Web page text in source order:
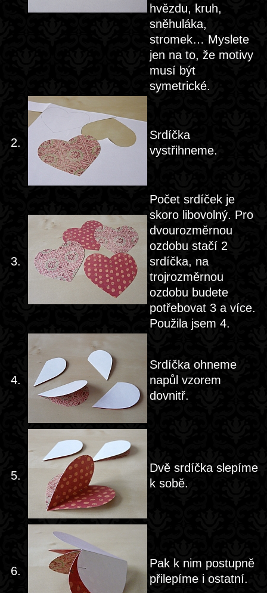
hvězdu, kruh,
sněhuláka,
stromek… Myslete
jen na to, že motivy
musí být
symetrické.
2.
Srdíčka
vystřihneme.
3.
Počet srdíček je
skoro libovolný. Pro
dvourozměrnou
ozdobu stačí 2
srdíčka, na
trojrozměrnou
ozdobu budete
potřebovat 3 a více.
Použila jsem 4.
4.
Srdíčka ohneme
napůl vzorem
dovnitř.
5.
Dvě srdíčka slepíme
k sobě.
6.
Pak k nim postupně
přilepíme i ostatní.